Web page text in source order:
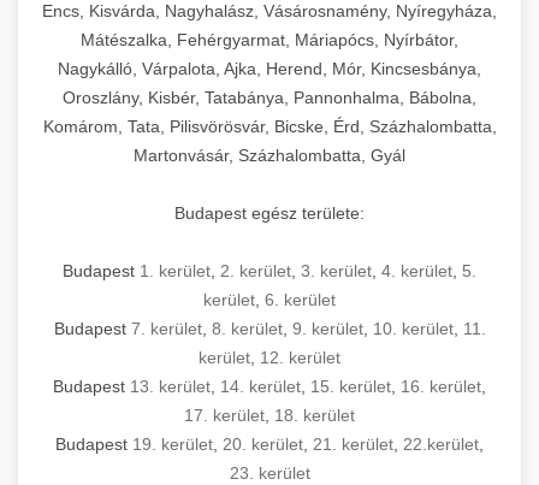
Encs, Kisvárda, Nagyhalász, Vásárosnamény, Nyíregyháza,
Mátészalka, Fehérgyarmat, Máriapócs, Nyírbátor,
Nagykálló, Várpalota, Ajka, Herend, Mór, Kincsesbánya,
Oroszlány, Kisbér, Tatabánya, Pannonhalma, Bábolna,
Komárom, Tata, Pilisvörösvár, Bicske, Érd, Százhalombatta,
Martonvásár, Százhalombatta, Gyál
Budapest egész területe:
Budapest 1. kerület 2. kerület 3. kerület 4. kerület 5.
kerület 6. kerület
Budapest 7. kerület, 8. kerület, 9. kerület, 10. kerület, 11.
kerület 12. kerület
Budapest 13. kerület 14. kerület 15. kerület 16. kerület
17. kerület 18. kerület
Budapest 19. kerület 20. kerület 21. kerület 22.kerület
23. kerület